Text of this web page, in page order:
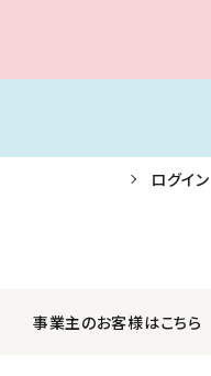
ログイン
事業主のお客様はこちら